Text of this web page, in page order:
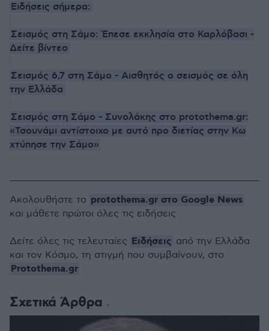
Ειδήσεις σήμερα:
Σεισμός στη Σάμο: Έπεσε εκκλησία στο Καρλόβασι -
Δείτε βίντεο
Σεισμός 6,7 στη Σάμο - Αισθητός ο σεισμός σε όλη
την Ελλάδα
Σεισμός στη Σάμο - Συνολάκης στο protothema.gr:
«Τσουνάμι αντίστοιχο με αυτό προ διετίας στην Κω
χτύπησε την Σάμο»
Σχετικά Άρθρα
Ακολουθήστε το protothema.gr στο Google News
και μάθετε πρώτοι όλες τις ειδήσεις
Δείτε όλες τις τελευταίες Ειδήσεις από την Ελλάδα
και τον Κόσμο, τη στιγμή που συμβαίνουν, στο
Protothema.gr